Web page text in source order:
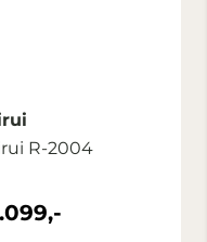
Sirui R-2004